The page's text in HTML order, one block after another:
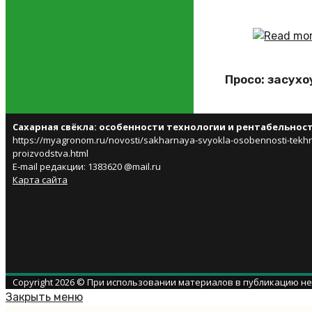
Просо:
Сахарная свёкла: особенности технологии и
https://myagronom.ru/novosti/sakharnaya-svyokla-osobennosti-
proizvodstva.html
E-mail редакции: 1383620 @mail.ru
Карта сайта
Copyright 2026 © При использовании материалов в публикацию
Закрыть меню